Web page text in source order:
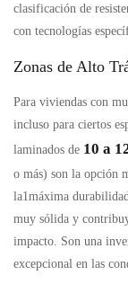
clasificación de
con tecnologías
Zonas de Alto
Para viviendas con
incluso para ciertos
laminados de 10 a
o más) son la opción
la1máxima
muy sólida y
impacto. Son una
excepcional en las